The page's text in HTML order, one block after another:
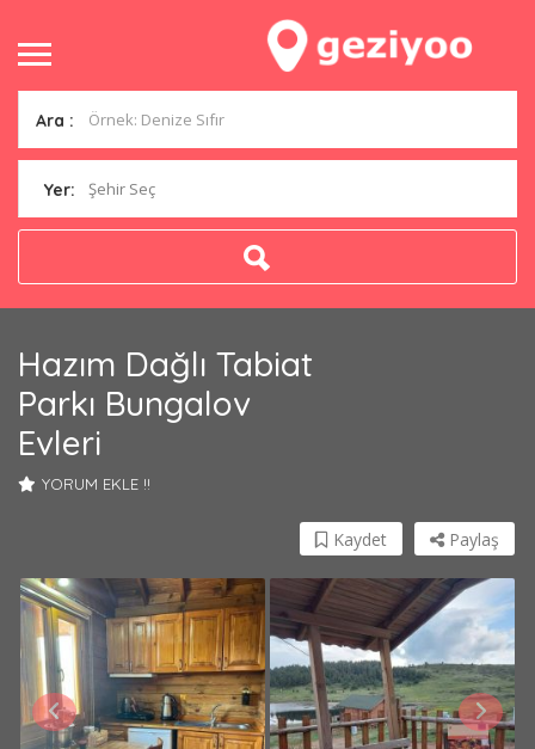
Ara :
Yer: Şehir Seç
Hazım Dağlı Tabiat
Parkı Bungalov
Evleri
YORUM EKLE !!
Paylaş
Kaydet